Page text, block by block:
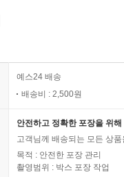
예스24 배송
배송비 : 2,500원
안전하고 정확한 포장을 위
고객님께 배송되는 모든 상
목적 : 안전한 포장 관리
촬영범위 : 박스 포장 작업